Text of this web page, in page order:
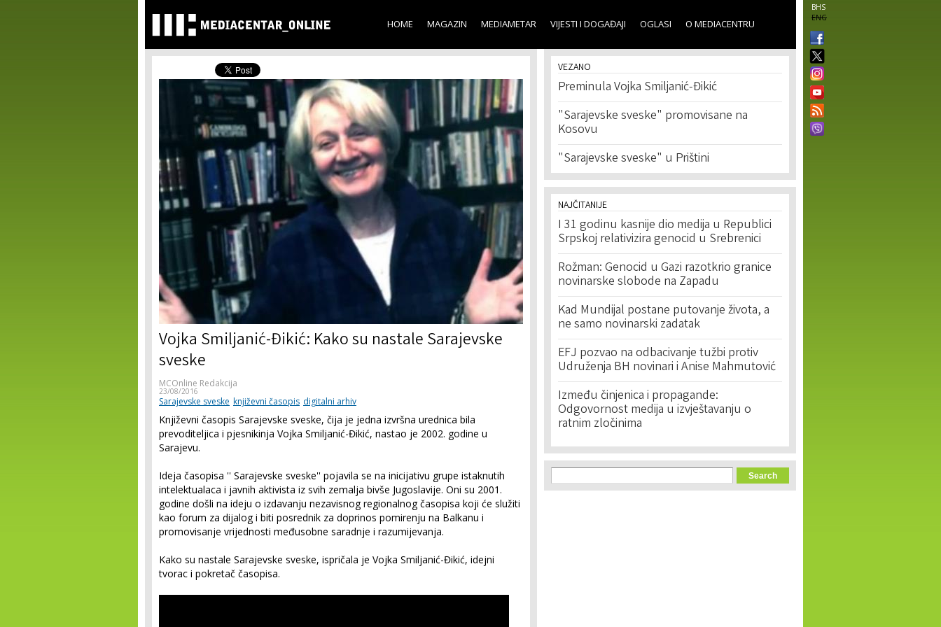
main
content
BHS
ENG
HOME MAGAZIN MEDIAMETAR VIJESTI I DOGAĐAJI OGLASI O MEDIACENTRU
Vojka Smiljanić-Đikić: Kako su nastale Sarajevske
sveske
MCOnline Redakcija
23/08/2016
Sarajevske sveske književni časopis digitalni arhiv
Književni časopis Sarajevske sveske, čija je jedna izvršna urednica bila
prevoditeljica i pjesnikinja Vojka Smiljanić-Đikić, nastao je 2002. godine u
Sarajevu.
Ideja časopisa '' Sarajevske sveske'' pojavila se na inicijativu grupe istaknutih
intelektualaca i javnih aktivista iz svih zemalja bivše Jugoslavije. Oni su 2001.
godine došli na ideju o izdavanju nezavisnog regionalnog časopisa koji će služiti
kao forum za dijalog i biti posrednik za doprinos pomirenju na Balkanu i
promovisanje vrijednosti međusobne saradnje i razumijevanja.
Kako su nastale Sarajevske sveske, ispričala je Vojka Smiljanić-Đikić, idejni
tvorac i pokretač časopisa.
VEZANO
Preminula Vojka Smiljanić-Đikić
"Sarajevske sveske" promovisane na
Kosovu
"Sarajevske sveske" u Prištini
NAJČITANIJE
I 31 godinu kasnije dio medija u Republici
Srpskoj relativizira genocid u Srebrenici
Rožman: Genocid u Gazi razotkrio granice
novinarske slobode na Zapadu
Kad Mundijal postane putovanje života, a
ne samo novinarski zadatak
EFJ pozvao na odbacivanje tužbi protiv
Udruženja BH novinari i Anise Mahmutović
Između činjenica i propagande:
Odgovornost medija u izvještavanju o
ratnim zločinima
Search form
Search